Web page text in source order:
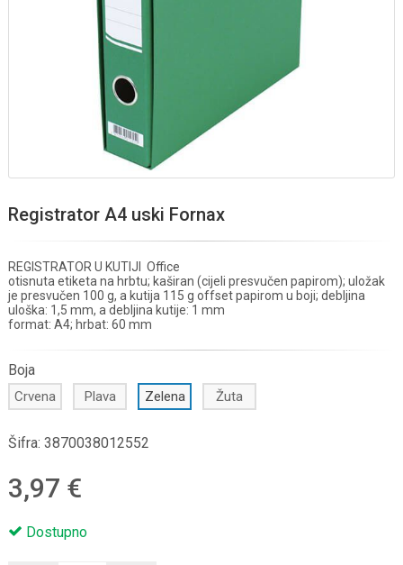
Registrator A4 uski Fornax
REGISTRATOR U KUTIJI Office
otisnuta etiketa na hrbtu; kaširan (cijeli presvučen papirom); uložak
je presvučen 100 g, a kutija 115 g offset papirom u boji; debljina
uloška: 1,5 mm, a debljina kutije: 1 mm
format: A4; hrbat: 60 mm
Boja
Crvena Plava Zelena Žuta
Šifra: 3870038012552
3,97 €
Dostupno